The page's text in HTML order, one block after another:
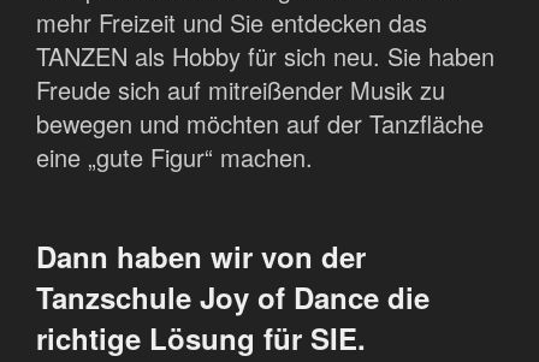
mehr Freizeit und Sie entdecken das
TANZEN als Hobby für sich neu. Sie haben
Freude sich auf mitreißender Musik zu
bewegen und möchten auf der Tanzfläche
eine „gute Figur“ machen.
Dann haben wir von der
Tanzschule Joy of Dance die
richtige Lösung für SIE.